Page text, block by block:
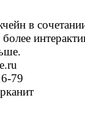
в
79